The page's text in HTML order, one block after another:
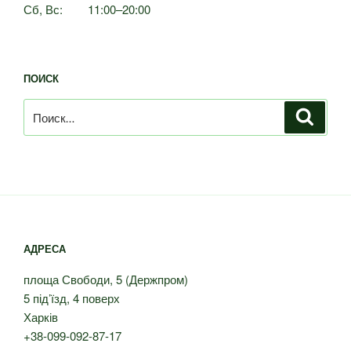
Сб, Вс: 11:00–20:00
ПОИСК
АДРЕСА
площа Свободи, 5 (Держпром)
5 під’їзд, 4 поверх
Харків
+38-099-092-87-17